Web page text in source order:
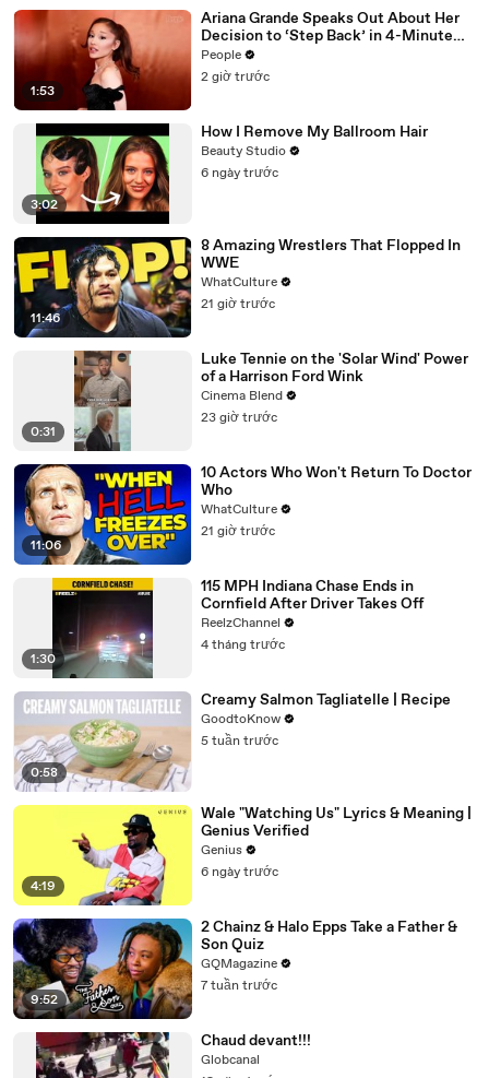
1:53
Ariana Grande Speaks Out About Her
Decision to ‘Step Back’ in 4-Minute
Mid-Show Speech in Chicago: ‘Not a
Reactive Thing’
People
2 giờ trước
3:02
How I Remove My Ballroom Hair
Beauty Studio
6 ngày trước
11:46
8 Amazing Wrestlers That Flopped In
WWE
WhatCulture
21 giờ trước
0:31
Luke Tennie on the 'Solar Wind' Power
of a Harrison Ford Wink
Cinema Blend
23 giờ trước
11:06
10 Actors Who Won't Return To Doctor
Who
WhatCulture
21 giờ trước
1:30
115 MPH Indiana Chase Ends in
Cornfield After Driver Takes Off
ReelzChannel
4 tháng trước
0:58
Creamy Salmon Tagliatelle | Recipe
GoodtoKnow
5 tuần trước
4:19
Wale "Watching Us" Lyrics & Meaning |
Genius Verified
Genius
6 ngày trước
9:52
2 Chainz & Halo Epps Take a Father &
Son Quiz
GQMagazine
7 tuần trước
Chaud devant!!!
Globcanal